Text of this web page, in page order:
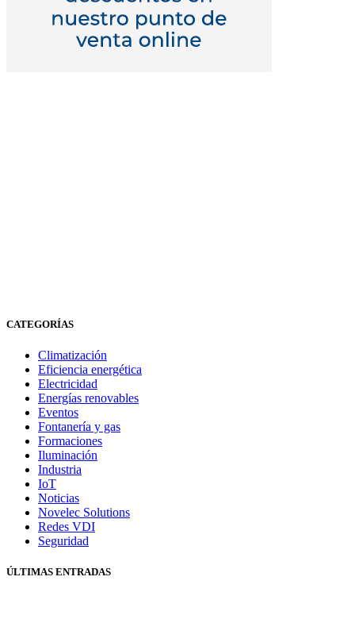
CATEGORÍAS
Climatización
Eficiencia energética
Electricidad
Energías renovables
Eventos
Fontanería y gas
Formaciones
Iluminación
Industria
IoT
Noticias
Novelec Solutions
Redes VDI
Seguridad
ÚLTIMAS ENTRADAS